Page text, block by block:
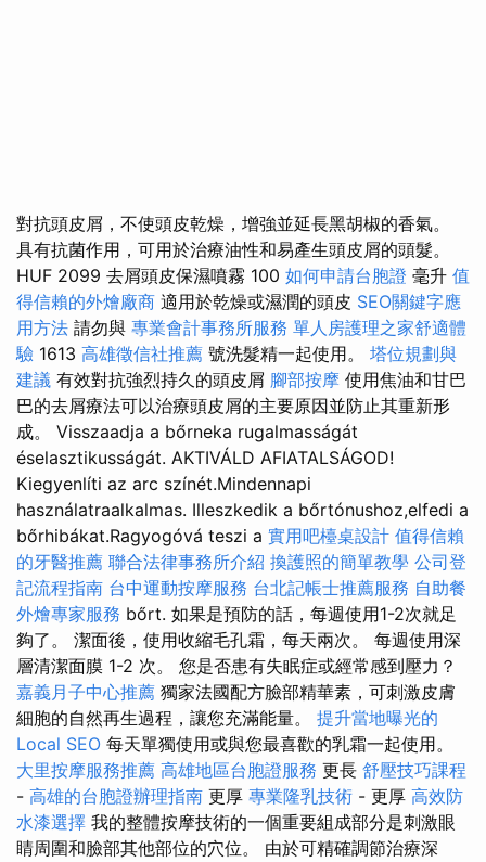
對抗頭皮屑，不使頭皮乾燥，增強並延長黑胡椒的香氣。
具有抗菌作用，可用於治療油性和易產生頭皮屑的頭髮。
HUF 2099 去屑頭皮保濕噴霧 100 如何申請台胞證 毫升 值
得信賴的外燴廠商 適用於乾燥或濕潤的頭皮 SEO關鍵字應
用方法 請勿與 專業會計事務所服務 單人房護理之家舒適體
驗 1613 高雄徵信社推薦 號洗髮精一起使用。 塔位規劃與
建議 有效對抗強烈持久的頭皮屑 腳部按摩 使用焦油和甘巴
巴的去屑療法可以治療頭皮屑的主要原因並防止其重新形
成。 Visszaadja a bőrneka rugalmasságát
éselasztikusságát. AKTIVÁLD AFIATALSÁGOD!
Kiegyenlíti az arc színét.Mindennapi
használatraalkalmas. Illeszkedik a bőrtónushoz,elfedi a
bőrhibákat.Ragyogóvá teszi a 實用吧檯桌設計 值得信賴
的牙醫推薦 聯合法律事務所介紹 換護照的簡單教學 公司登
記流程指南 台中運動按摩服務 台北記帳士推薦服務 自助餐
外燴專家服務 bőrt. 如果是預防的話，每週使用1-2次就足
夠了。 潔面後，使用收縮毛孔霜，每天兩次。 每週使用深
層清潔面膜 1-2 次。 您是否患有失眠症或經常感到壓力？
嘉義月子中心推薦 獨家法國配方臉部精華素，可刺激皮膚
細胞的自然再生過程，讓您充滿能量。 提升當地曝光的
Local SEO 每天單獨使用或與您最喜歡的乳霜一起使用。
大里按摩服務推薦 高雄地區台胞證服務 更長 舒壓技巧課程
- 高雄的台胞證辦理指南 更厚 專業隆乳技術 - 更厚 高效防
水漆選擇 我的整體按摩技術的一個重要組成部分是刺激眼
睛周圍和臉部其他部位的穴位。 由於可精確調節治療深